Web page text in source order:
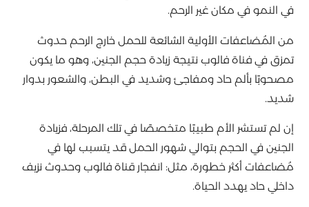
في النمو في مكان غير الرحم.
من المُضاعفات الأولية الشائعة للحمل خارج الرحم حدوث
تمزق في فناة فالوب نتيجة زيادة حجم الجنين، وهو ما يكون
مصحوبًا بألم حاد ومفاجئ وشديد في البطن، والشعور بدوار
شديد.
إن لم تستشر الأم طبيبًا متخصصًا في تلك المرحلة، فزيادة
الجنين في الحجم بتوالي شهور الحمل قد يتسبب لها في
مُضاعفات أكثر خطورة، مثل: انفجار قناة فالوب وحدوث نزيف
داخلي حاد يهدد الحياة.